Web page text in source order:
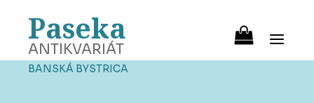
Paseka
ANTIKVARIÁT
BANSKÁ BYSTRICA